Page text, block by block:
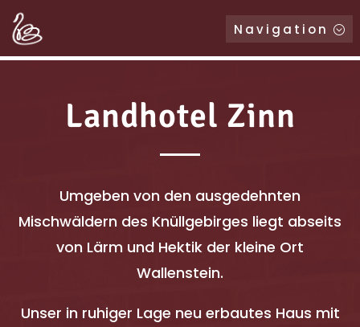
Navigation
Landhotel Zinn
Umgeben von den ausgedehnten
Mischwäldern des Knüllgebirges liegt abseits
von Lärm und Hektik der kleine Ort
Wallenstein.
Unser in ruhiger Lage neu erbautes Haus mit